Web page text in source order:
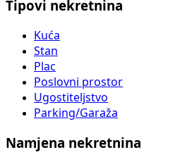
Tipovi nekretnina
Kuća
Stan
Plac
Poslovni prostor
Ugostiteljstvo
Parking/Garaža
Namjena nekretnina